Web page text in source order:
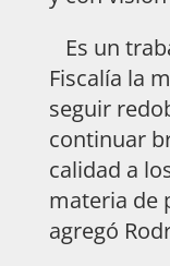
Es un
Fiscalía la
seguir
continuar
calidad a
materia de
agregó